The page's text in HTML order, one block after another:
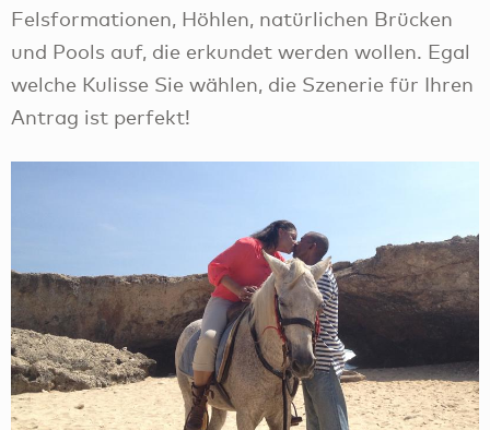
Felsformationen, Höhlen, natürlichen Brücken
und Pools auf, die erkundet werden wollen. Egal
welche Kulisse Sie wählen, die Szenerie für Ihren
Antrag ist perfekt!